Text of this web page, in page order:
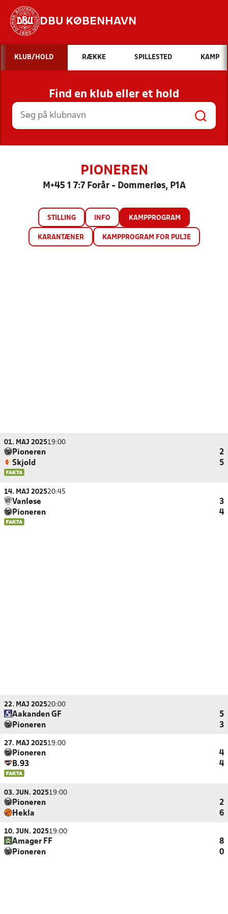
DBU KØBENHAVN
Hvad vil du søge efter?
INDHOLD OG NYHEDER
STILLINGER, RESULTATER, KLUBBER OG
HOLD
KLUB/HOLD RÆKKE SPILLESTED KAMP
Find en klub eller et hold
PIONEREN
M+45 1 7:7 Forår - Dommerløs, P1A
STILLING INFO KAMPPROGRAM
KARANTÆNER KAMPPROGRAM FOR PULJE
01. MAJ 202519:00
Pioneren
2
Skjold
5
14. MAJ 202520:45
Vanløse
3
Pioneren
4
22. MAJ 202520:00
Aakanden GF
5
Pioneren
3
27. MAJ 202519:00
Pioneren
4
B.93
4
03. JUN. 202519:00
Pioneren
2
Hekla
6
10. JUN. 202519:00
Amager FF
8
Pioneren
0